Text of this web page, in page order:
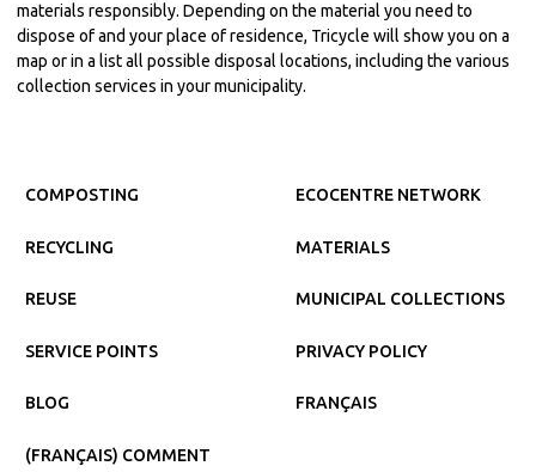
materials responsibly. Depending on the material you need to
dispose of and your place of residence, Tricycle will show you on a
map or in a list all possible disposal locations, including the various
collection services in your municipality.
COMPOSTING
RECYCLING
REUSE
SERVICE POINTS
BLOG
(FRANÇAIS) COMMENT
ECOCENTRE NETWORK
MATERIALS
MUNICIPAL COLLECTIONS
PRIVACY POLICY
FRANÇAIS